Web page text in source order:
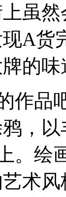
虽
A货
的味
作品
，
。绘
术